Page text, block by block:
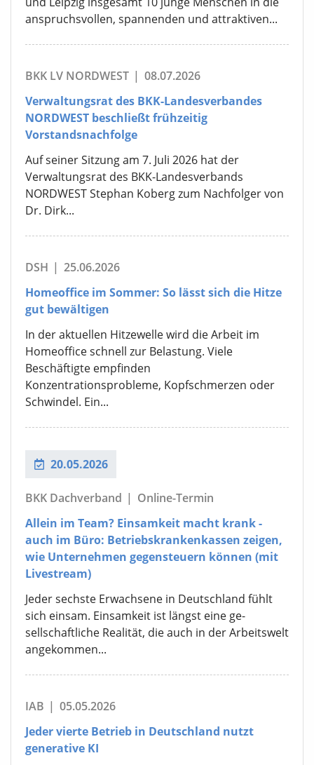
anspruchsvollen, spannenden und attraktiven...
BKK LV NORDWEST | 08.07.2026
Verwaltungsrat des BKK-Landesverbandes
NORDWEST beschließt frühzeitig
Vorstandsnachfolge
Auf seiner Sitzung am 7. Juli 2026 hat der
Verwaltungsrat des BKK-Landesverbands
NORDWEST Stephan Koberg zum Nachfolger von
Dr. Dirk...
DSH | 25.06.2026
Homeoffice im Sommer: So lässt sich die Hitze
gut bewältigen
In der aktuellen Hitzewelle wird die Arbeit im
Homeoffice schnell zur Belastung. Viele
Beschäftigte empfinden
Konzentrationsprobleme, Kopfschmerzen oder
Schwindel. Ein...
20.05.2026
BKK Dachverband | Online-Termin
Allein im Team? Einsamkeit macht krank -
auch im Büro: Betriebskrankenkassen zeigen,
wie Unternehmen gegensteuern können (mit
Livestream)
Jeder sechste Erwachsene in Deutschland fühlt
sich einsam. Einsamkeit ist längst eine ge-
sellschaftliche Realität, die auch in der Arbeitswelt
angekommen...
IAB | 05.05.2026
Jeder vierte Betrieb in Deutschland nutzt
generative KI